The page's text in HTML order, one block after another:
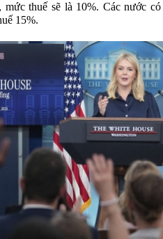
mức thuế sẽ là 10%. Các nước
15%.